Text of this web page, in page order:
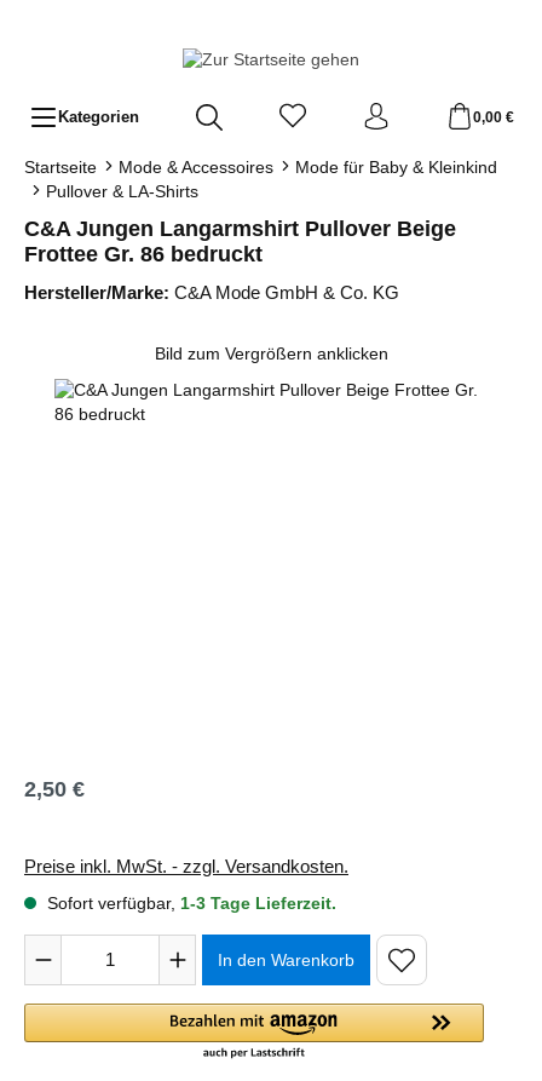
Kategorien 0,00 €
Startseite Mode & Accessoires
Mode für Baby & Kleinkind
Pullover & LA-Shirts
C&A Jungen Langarmshirt Pullover Beige
Frottee Gr. 86 bedruckt
Hersteller/Marke: C&A Mode GmbH & Co. KG
Bild zum Vergrößern anklicken
Regulärer Preis:
2,50 €
Preise inkl. MwSt. - zzgl. Versandkosten.
Sofort verfügbar, 1-3 Tage Lieferzeit.
Produkt Anzahl: Gib den gewünschten Wert ein oder
In den Warenkorb